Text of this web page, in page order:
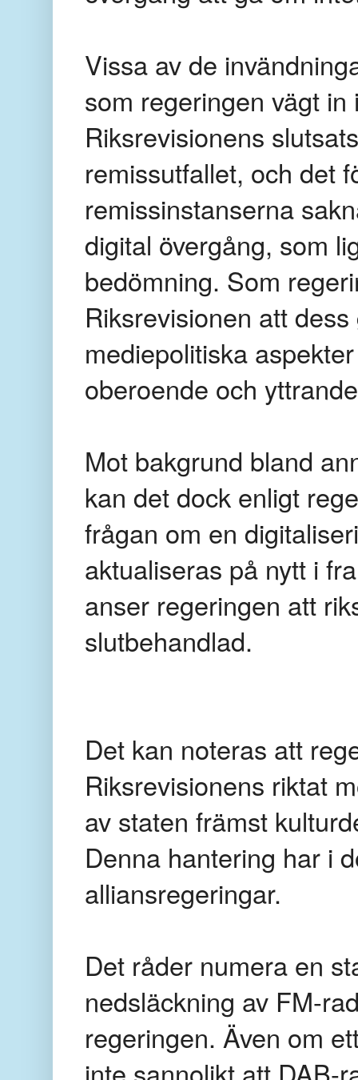
Vissa av de
som regeringen vägt
Riksrevisionens
remissutfallet, och det
remissinstanserna
digital övergång, som
bedömning. Som
Riksrevisionen att
mediepolitiska
oberoende och
Mot bakgrund bland
kan det dock enligt
frågan om en
aktualiseras på nytt i
anser regeringen att
slutbehandlad.
Det kan noteras att
Riksrevisionens riktat
av staten främst
Denna hantering har i
alliansregeringar.
Det råder numera en
nedsläckning av FM-
regeringen. Även om
inte sannolikt att DAB-